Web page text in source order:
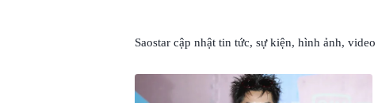
Saostar cập nhật tin tức, sự kiện, hình ảnh,